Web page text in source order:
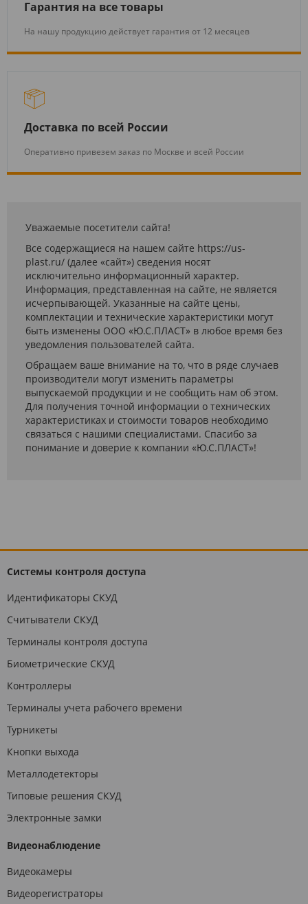
Гарантия на все товары
На нашу продукцию действует гарантия от 12 месяцев
Доставка по всей России
Оперативно привезем заказ по Москве и всей России
Уважаемые посетители сайта!
Все содержащиеся на нашем сайте https://us-
plast.ru/ (далее «сайт») сведения носят
исключительно информационный характер.
Информация, представленная на сайте, не является
исчерпывающей. Указанные на сайте цены,
комплектации и технические характеристики могут
быть изменены ООО «Ю.С.ПЛАСТ» в любое время без
уведомления пользователей сайта.
Обращаем ваше внимание на то, что в ряде случаев
производители могут изменить параметры
выпускаемой продукции и не сообщить нам об этом.
Для получения точной информации о технических
характеристиках и стоимости товаров необходимо
связаться с нашими специалистами. Спасибо за
понимание и доверие к компании «Ю.С.ПЛАСТ»!
Системы контроля доступа
Идентификаторы СКУД
Считыватели СКУД
Терминалы контроля доступа
Биометрические СКУД
Контроллеры
Терминалы учета рабочего времени
Турникеты
Кнопки выхода
Металлодетекторы
Типовые решения СКУД
Электронные замки
Видеонаблюдение
Видеокамеры
Видеорегистраторы